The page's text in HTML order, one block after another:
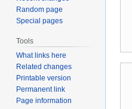
Random page
Special pages
Tools
What links here
Related changes
Printable version
Permanent link
Page information